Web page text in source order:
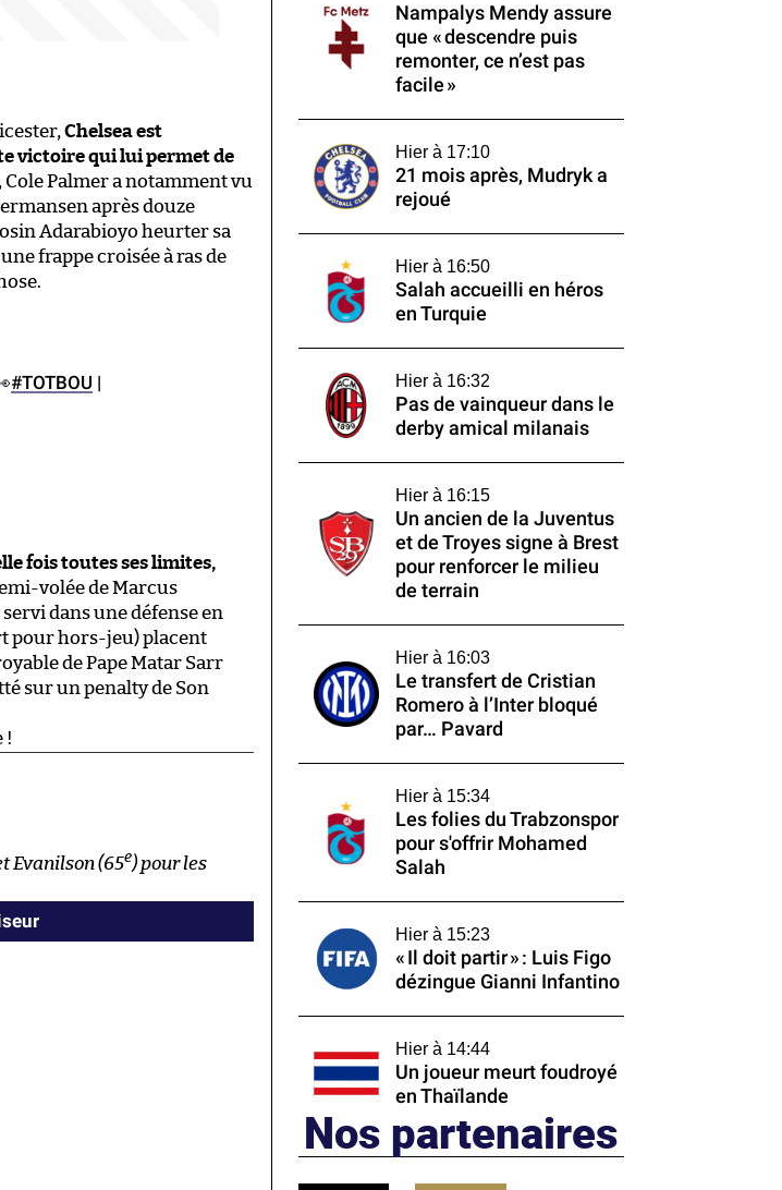
Chelsea est
victoire qui lui permet de
Cole Palmer a notamment vu
après douze
Adarabioyo heurter sa
frappe croisée à ras de
#TOTBOU |
fois toutes ses limites,
volée de Marcus
dans une défense en
pour hors-jeu) placent
de Pape Matar Sarr
sur un penalty de Son
!
Evanilson (65e) pour les
Nampalys Mendy assure
que « descendre puis
remonter, ce n’est pas
facile »
Hier à 17:10
21 mois après, Mudryk a
rejoué
Hier à 16:50
Salah accueilli en héros
en Turquie
Hier à 16:32
Pas de vainqueur dans le
derby amical milanais
Hier à 16:15
Un ancien de la Juventus
et de Troyes signe à Brest
pour renforcer le milieu
de terrain
Hier à 16:03
Le transfert de Cristian
Romero à l’Inter bloqué
par… Pavard
Hier à 15:34
Les folies du Trabzonspor
pour s'offrir Mohamed
Salah
Hier à 15:23
« Il doit partir » : Luis Figo
dézingue Gianni Infantino
Hier à 14:44
Un joueur meurt foudroyé
en Thaïlande
Nos partenaires